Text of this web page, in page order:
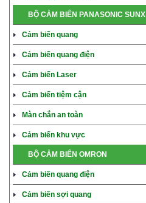
BỘ CẢM BIẾN PANASONIC SUNX
Cảm biến quang
Cảm biến quang điện
Cảm biến Laser
Cảm biến tiệm cận
Màn chắn an toàn
Cảm biến khu vực
BỘ CẢM BIẾN OMRON
Cảm biến quang điện
Cảm biến sợi quang